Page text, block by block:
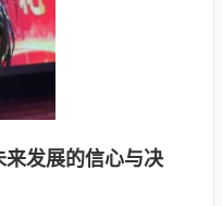
发展的信心与决